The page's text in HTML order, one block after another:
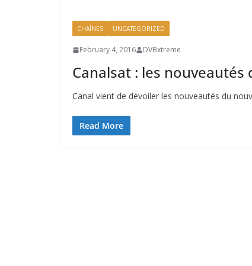
CHAÎNES UNCATEGORIZED
February 4, 2016 DVBxtreme
Canalsat : les
Canal vient de dévoiler les nouveautés du
Read More